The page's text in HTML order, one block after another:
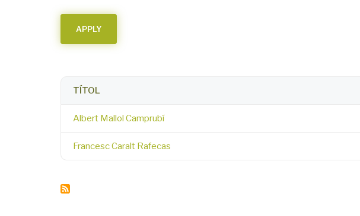
TÍTOL
Albert Mallol Camprubí
Francesc Caralt Rafecas